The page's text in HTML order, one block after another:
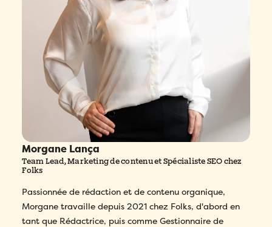
Morgane Lança
Team Lead, Marketing de contenu et Spécialiste SEO chez
Folks
Passionnée de rédaction et de contenu organique,
Morgane travaille depuis 2021 chez Folks, d'abord en
tant que Rédactrice, puis comme Gestionnaire de